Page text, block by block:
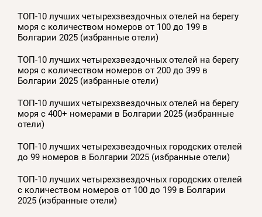
ТОП-10 лучших четырехзвездочных отелей на берегу
моря с количеством номеров от 100 до 199 в
Болгарии 2025 (избранные отели)
ТОП-10 лучших четырехзвездочных отелей на берегу
моря с количеством номеров от 200 до 399 в
Болгарии 2025 (избранные отели)
ТОП-10 лучших четырехзвездочных отелей на берегу
моря с 400+ номерами в Болгарии 2025 (избранные
отели)
ТОП-10 лучших четырехзвездочных городских отелей
до 99 номеров в Болгарии 2025 (избранные отели)
ТОП-10 лучших четырехзвездочных городских отелей
с количеством номеров от 100 до 199 в Болгарии
2025 (избранные отели)